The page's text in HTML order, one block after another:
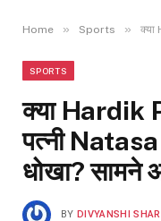
Home » Sports » क्या
SPORTS
क्या Hardik
पत्नी
धोखा?
BY DIVYANSHI